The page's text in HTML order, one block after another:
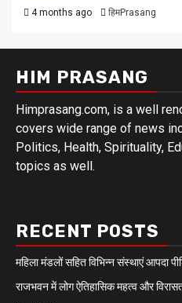
4 months ago हिमPrasang
HIM PRASANG
Himprasang.com, is a well
covers wide range of news
Politics, Health, Spirituality,
topics as well.
RECENT POSTS
महिला मंडलों सहित विभिन्न संस्थाएं आपदा
राजभवन में लोग ऐतिहासिक महत्व और